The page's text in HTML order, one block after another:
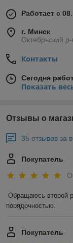
Работает с
г. Минск
Октябрьский
Контакты
Сегодня
Показать
Отзывы о
35 отзывов за
Покупатель
Обращаюсь второй
порядочностью.
Покупатель